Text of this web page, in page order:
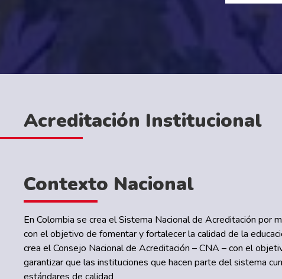
Acreditación Institucional
Contexto Nacional
En Colombia se crea el Sistema Nacional de Acreditación por
con el objetivo de fomentar y fortalecer la calidad de la
crea el Consejo Nacional de Acreditación – CNA – con el
garantizar que las instituciones que hacen parte del sistema